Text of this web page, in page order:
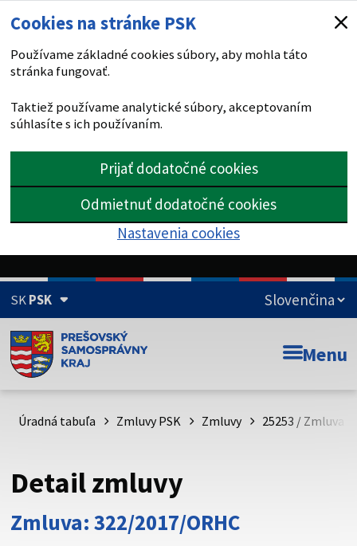
Cookies na stránke PSK
Používame základné cookies súbory, aby mohla táto
stránka fungovať.
Taktiež používame analytické súbory, akceptovaním
súhlasíte s ich používaním.
Prijať dodatočné cookies
Odmietnuť dodatočné cookies
Nastavenia cookies
SKPSK
Doména psk.sk je oficiálna
Toto je oficiálna webová stránka Prešovského
psk.sk.
Buďte pozorní a vždy sa uistite, že zdieľate informácie iba
cez zabezpečenú webovú stránku. Zabezpečená stránka
vždy začína https:// pred názvom domény webového sídla.
Menu
Úradná tabuľa Zmluvy PSK Zmluvy 25253 / Zmluva
Detail zmluvy
Zmluva: 322/2017/ORHC